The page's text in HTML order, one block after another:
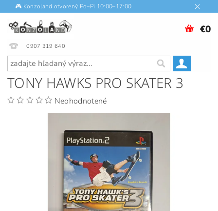
🎮 Konzoland otvorený Po–Pi 10:00–17:00.
0907 319 640
€0
TONY HAWKS PRO SKATER 3
Neohodnotené